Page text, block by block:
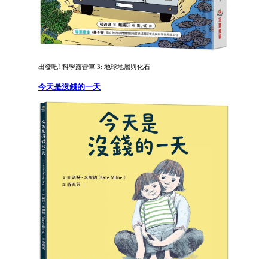
出發吧! 科學露營車 3: 地球地層與化石
今天是沒錢的一天